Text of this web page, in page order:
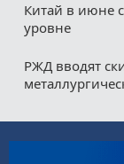
Китай в июне
уровне
РЖД вводят